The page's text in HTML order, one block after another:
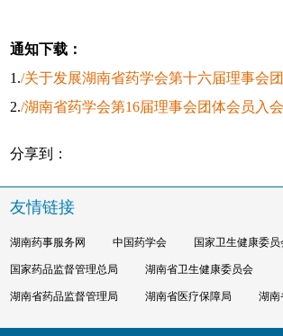
通知下载：
1./关于发展湖南省药学会第十六届理事会
2./湖南省药学会第16届理事会团体会员入
分享到：
友情链接
湖南药事服务网 中国药学会 国家卫生健康委员
国家药品监督管理总局 湖南省卫生健康委员会
湖南省药品监督管理局 湖南省医疗保障局 湖南